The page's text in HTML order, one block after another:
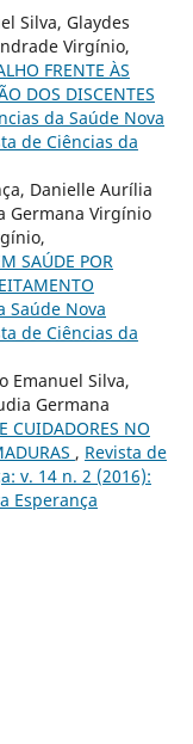
Silva, Glaydes
Virgínio,
FRENTE ÀS
DOS DISCENTES
da Saúde Nova
de Ciências da
Danielle Aurília
Germana Virgínio
SAÚDE POR
Saúde Nova
de Ciências da
Emanuel Silva,
Germana
CUIDADORES NO
, Revista de
v. 14 n. 2 (2016):
Esperança